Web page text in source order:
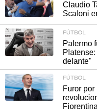
Claudio
Scaloni
FÚTBOL
Palermo
delante"
FÚTBOL
Furor
Fiorentina